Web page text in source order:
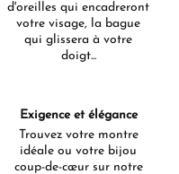
d'oreilles qui encadreront
votre visage, la bague
qui glissera à votre
doigt...
Exigence et élégance
Trouvez votre montre
idéale ou votre bijou
coup-de-cœur sur notre